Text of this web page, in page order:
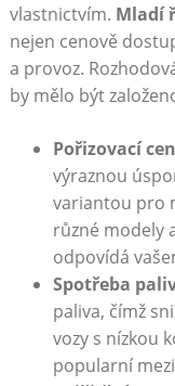
vlastnictvím. Mladí
nejen cenově
a provoz.
by mělo být
Pořizovací
výraznou
variantou pro
různé modely
odpovídá
Spotřeba
paliva, čímž
vozy s nízkou
popularní